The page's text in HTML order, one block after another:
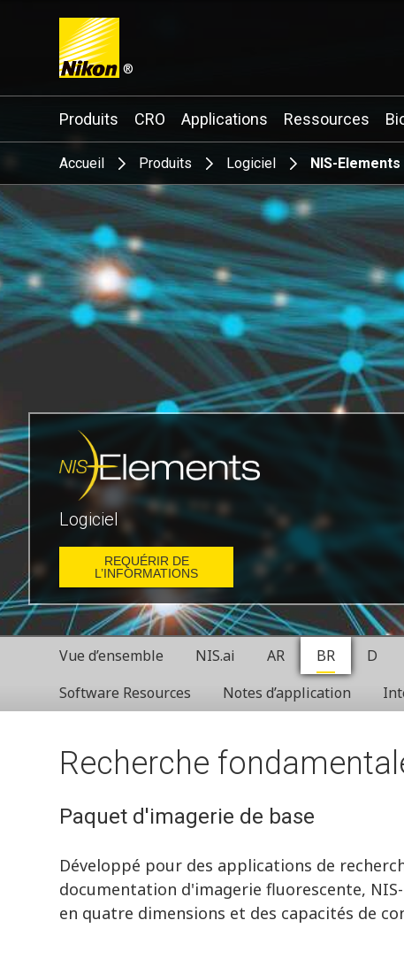
®
Search keyword(s)
Produits CRO Applications Ressources
Accueil Produits Logiciel NIS-Elements
Logiciel
REQUÉRIR DE
L’INFORMATIONS
Vue d’ensemble NIS.ai AR BR D
Software Resources
Notes d’application
Recherche
Paquet d'imagerie de base
Développé pour des applications de
documentation d'imagerie fluorescente,
en quatre dimensions et des capacités de